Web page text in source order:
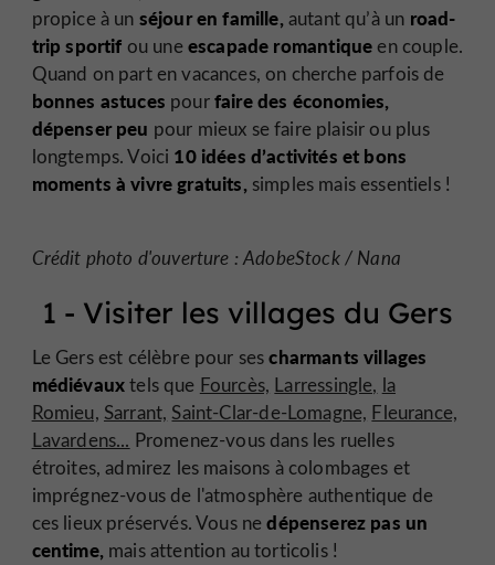
propice à un séjour en famille,autant qu’à un road-
trip sportif ou uneescapade romantiqueen couple.
Quand on part en vacances, on cherche parfois de
bonnes astuces pourfaire des économies,
dépenser peu pour mieux se faire plaisir ou plus
longtemps. Voici 10 idées d’activités et bons
moments à vivre gratuits,simples mais essentiels !
Crédit photo d'ouverture : AdobeStock / Nana
1 - Visiter les villages du Gers
Le Gers est célèbre pour sescharmants villages
médiévauxtels que Fourcès, Larressingle, la
Romieu, Sarrant, Saint-Clar-de-Lomagne, Fleurance,
Lavardens... Promenez-vous dans les ruelles
étroites, admirez les maisons à colombages et
imprégnez-vous de l'atmosphère authentique de
ces lieux préservés. Vous nedépenserez pas un
centime,mais attention au torticolis !